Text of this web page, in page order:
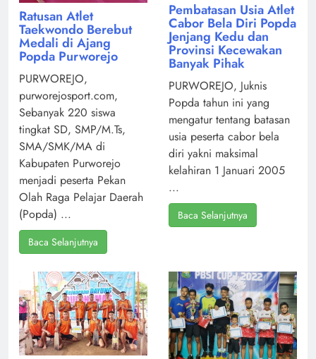
Ratusan Atlet
Taekwondo Berebut
Medali di Ajang
Popda Purworejo
PURWOREJO,
purworejosport.com,
Sebanyak 220 siswa
tingkat SD, SMP/M.Ts,
SMA/SMK/MA di
Kabupaten Purworejo
menjadi peserta Pekan
Olah Raga Pelajar Daerah
(Popda) ...
Baca Selanjutnya
Pembatasan Usia Atlet
Cabor Bela Diri Popda
Jenjang Kedu dan
Provinsi Kecewakan
Banyak Pihak
PURWOREJO, Juknis
Popda tahun ini yang
mengatur tentang batasan
usia peserta cabor bela
diri yakni maksimal
kelahiran 1 Januari 2005
...
Baca Selanjutnya